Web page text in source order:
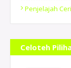
Penjelajah
Celoteh